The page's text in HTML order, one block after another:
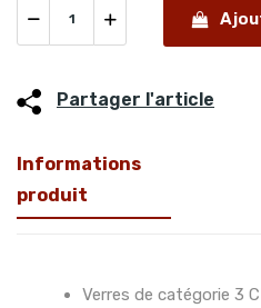
Partager l'article
Informations
produit
Verres de catégorie 3